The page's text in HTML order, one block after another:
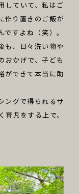
していて、私はご
作り置きのご飯が
すよね（笑）。
も、日々洗い物や
おかげで、子ども
ができて本当に助
ングで得られるサ
児をする上で、